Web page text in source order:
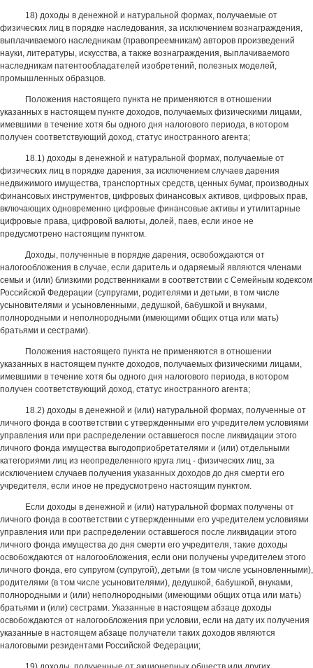
18) доходы в денежной и натуральной формах, получаемые от
физических лиц в порядке наследования, за исключением вознаграждения,
выплачиваемого наследникам (правопреемникам) авторов произведений
науки, литературы, искусства, а также вознаграждения, выплачиваемого
наследникам патентообладателей изобретений, полезных моделей,
промышленных образцов.
Положения настоящего пункта не применяются в отношении
указанных в настоящем пункте доходов, получаемых физическими лицами,
имевшими в течение хотя бы одного дня налогового периода, в котором
получен соответствующий доход, статус иностранного агента;
18.1) доходы в денежной и натуральной формах, получаемые от
физических лиц в порядке дарения, за исключением случаев дарения
недвижимого имущества, транспортных средств, ценных бумаг, производных
финансовых инструментов, цифровых финансовых активов, цифровых прав,
включающих одновременно цифровые финансовые активы и утилитарные
цифровые права, цифровой валюты, долей, паев, если иное не
предусмотрено настоящим пунктом.
Доходы, полученные в порядке дарения, освобождаются от
налогообложения в случае, если даритель и одаряемый являются членами
семьи и (или) близкими родственниками в соответствии с Семейным кодексом
Российской Федерации (супругами, родителями и детьми, в том числе
усыновителями и усыновленными, дедушкой, бабушкой и внуками,
полнородными и неполнородными (имеющими общих отца или мать)
братьями и сестрами).
Положения настоящего пункта не применяются в отношении
указанных в настоящем пункте доходов, получаемых физическими лицами,
имевшими в течение хотя бы одного дня налогового периода, в котором
получен соответствующий доход, статус иностранного агента;
18.2) доходы в денежной и (или) натуральной формах, полученные от
личного фонда в соответствии с утвержденными его учредителем условиями
управления или при распределении оставшегося после ликвидации этого
личного фонда имущества выгодоприобретателями и (или) отдельными
категориями лиц из неопределенного круга лиц - физических лиц, за
исключением случаев получения указанных доходов до дня смерти его
учредителя, если иное не предусмотрено настоящим пунктом.
Если доходы в денежной и (или) натуральной формах получены от
личного фонда в соответствии с утвержденными его учредителем условиями
управления или при распределении оставшегося после ликвидации этого
личного фонда имущества до дня смерти его учредителя, такие доходы
освобождаются от налогообложения, если они получены учредителем этого
личного фонда, его супругом (супругой), детьми (в том числе усыновленными),
родителями (в том числе усыновителями), дедушкой, бабушкой, внуками,
полнородными и (или) неполнородными (имеющими общих отца или мать)
братьями и (или) сестрами. Указанные в настоящем абзаце доходы
освобождаются от налогообложения при условии, если на дату их получения
указанные в настоящем абзаце получатели таких доходов являются
налоговыми резидентами Российской Федерации;